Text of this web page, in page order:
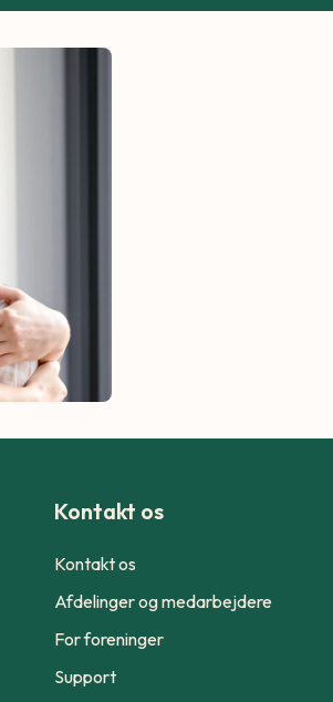
Kontakt os
Kontakt os
Afdelinger og medarbejdere
For foreninger
Support